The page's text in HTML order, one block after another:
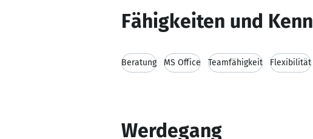
Fähigkeiten und
Beratung MS Office Teamfähigkeit Flexibilität
Werdegang